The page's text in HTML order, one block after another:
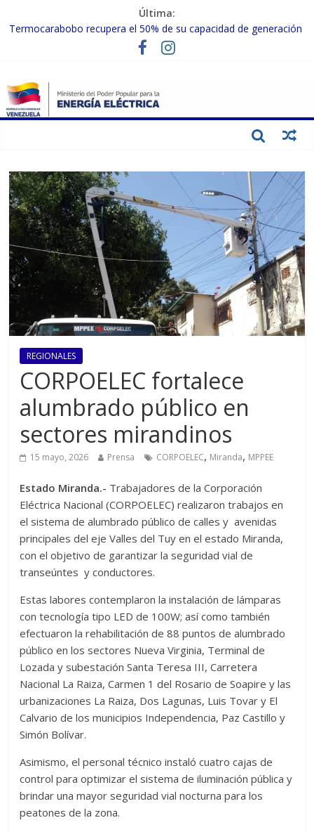
Última:
Termocarabobo recupera el 50% de su capacidad de generación
MPPEE avanza en la recuperación de infraestructuras eléctricas
Gobierno Nacional coordina acciones con el sector privado para
fortalecer el SEN ante el «Súper Niño»
Inspeccionan trabajos de rehabilitación en instalaciones del SEN
REGIONALES
CORPOELEC fortalece
alumbrado público en
sectores mirandinos
15 mayo, 2026 Prensa CORPOELEC, Miranda, MPPEE
Estado Miranda.- Trabajadores de la Corporación
Eléctrica Nacional (CORPOELEC) realizaron trabajos en
el sistema de alumbrado público de calles y avenidas
principales del eje Valles del Tuy en el estado Miranda,
con el objetivo de garantizar la seguridad vial de
transeúntes y conductores.
Estas labores contemplaron la instalación de lámparas
con tecnología tipo LED de 100W; así como también
efectuaron la rehabilitación de 88 puntos de alumbrado
público en los sectores Nueva Virginia, Terminal de
Lozada y subestación Santa Teresa III, Carretera
Nacional La Raiza, Carmen 1 del Rosario de Soapire y las
urbanizaciones La Raiza, Dos Lagunas, Luis Tovar y El
Calvario de los municipios Independencia, Paz Castillo y
Simón Bolívar.
Asimismo, el personal técnico instaló cuatro cajas de
control para optimizar el sistema de iluminación pública y
brindar una mayor seguridad vial nocturna para los
peatones de la zona.